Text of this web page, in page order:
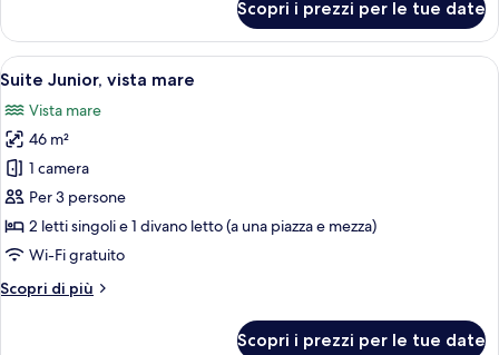
Suite,
Pool
View
Only)
Scopri i prezzi per le tue date
Apri
tutte
le
foto
per
Suite
Junior,
vista
Camera d'albergo con un letto
11
Suite Junior, vista mare
Vista mare
46 m²
1 camera
Per 3 persone
2 letti singoli e 1 divano letto (a una piazza e mezza)
Wi-Fi gratuito
Scopri di più
Altri
Scopri i prezzi per le tue date